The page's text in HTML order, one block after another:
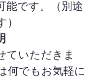
能です。（別途
ていただきま
何でもお気軽に